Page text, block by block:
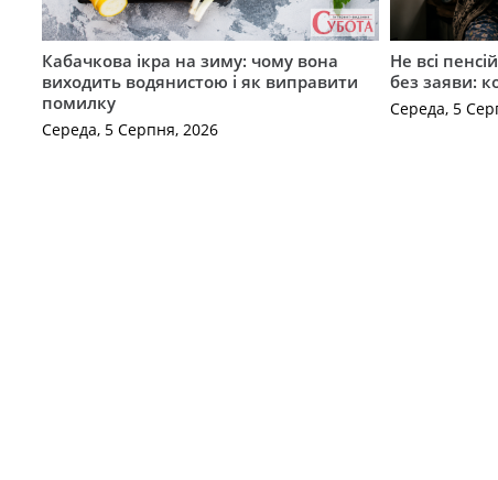
Кабачкова ікра на зиму: чому вона
виходить водянистою і як виправити
помилку
Середа, 5 Серпня, 2026
Не всі
без заяви:
Середа, 5